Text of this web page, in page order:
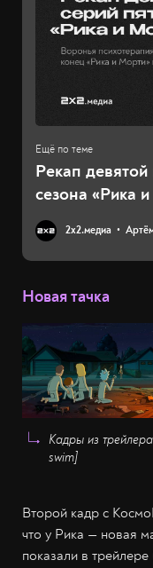
Рекап девятой
сезона «Рика
2х2.медиа
Новая тачка
Кадры из
swim]
Второй кадр с
что у Рика — новая
показали в